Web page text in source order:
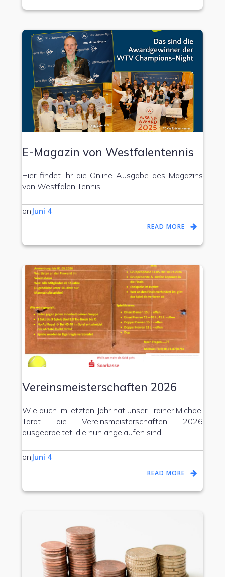
E-Magazin von Westfalentennis
Hier findet ihr die Online Ausgabe des Magazins
von Westfalen Tennis
on Juni 4
READ MORE
Vereinsmeisterschaften 2026
Wie auch im letzten Jahr hat unser Trainer Michael
Tarot die Vereinsmeisterschaften 2026
ausgearbeitet, die nun angelaufen sind.
on Juni 4
READ MORE